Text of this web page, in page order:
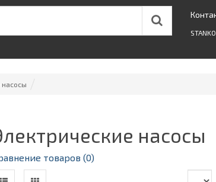
насосы
насосы
товаров (0)